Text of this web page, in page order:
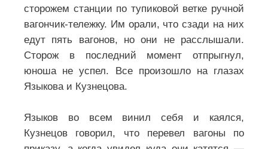
сторожем станции по тупиковой ветке ручной
вагончик-тележку. Им орали, что сзади на них
едут пять вагонов, но они не расслышали.
Сторож в последний момент отпрыгнул,
юноша не успел. Все произошло на глазах
Языкова и Кузнецова.
Языков во всем винил себя и каялся,
Кузнецов говорил, что перевел вагоны по